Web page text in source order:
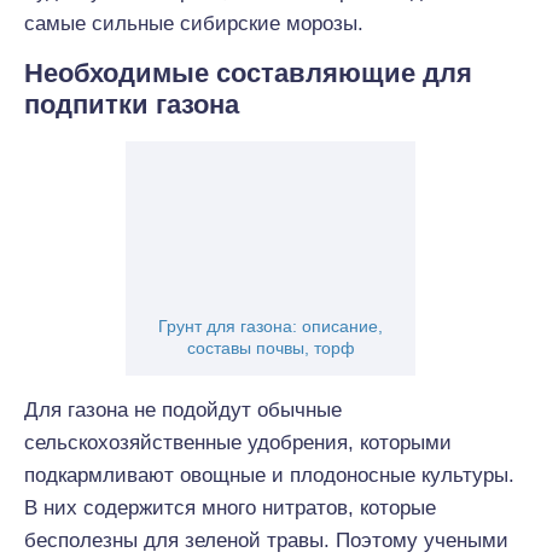
самые сильные сибирские морозы.
Необходимые составляющие для
подпитки газона
Грунт для газона: описание,
составы почвы, торф
Для газона не подойдут обычные
сельскохозяйственные удобрения, которыми
подкармливают овощные и плодоносные культуры.
В них содержится много нитратов, которые
бесполезны для зеленой травы. Поэтому учеными